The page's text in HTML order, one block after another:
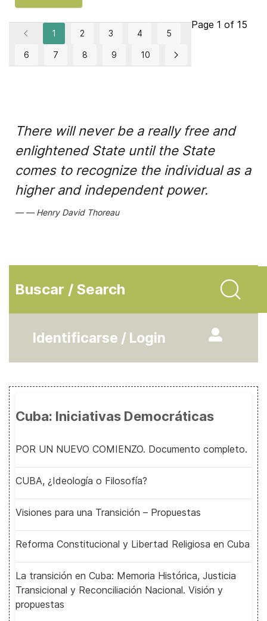
Page 1 of 15
1 2 3 4 5
6 7 8 9 10
There will never be a really free and
enlightened State until the State
comes to recognize the individual as a
higher and independent power.
Henry David Thoreau
Buscar / Search
Identificarse / Login
Cuba: Iniciativas Democráticas
POR UN NUEVO COMIENZO. Documento completo.
CUBA, ¿Ideología o Filosofía?
Visiones para una Transición – Propuestas
Reforma Constitucional y Libertad Religiosa en Cuba
La transición en Cuba: Memoria Histórica, Justicia
Transicional y Reconciliación Nacional. Visión y
propuestas